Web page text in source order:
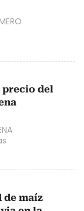
precio del
de maíz